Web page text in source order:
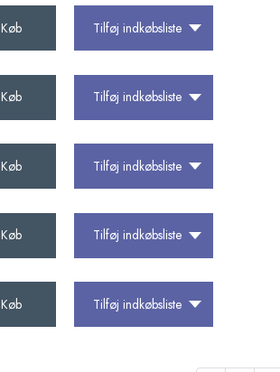
Køb Tilføj indkøbsliste
Køb Tilføj indkøbsliste
Køb Tilføj indkøbsliste
Køb Tilføj indkøbsliste
Køb Tilføj indkøbsliste